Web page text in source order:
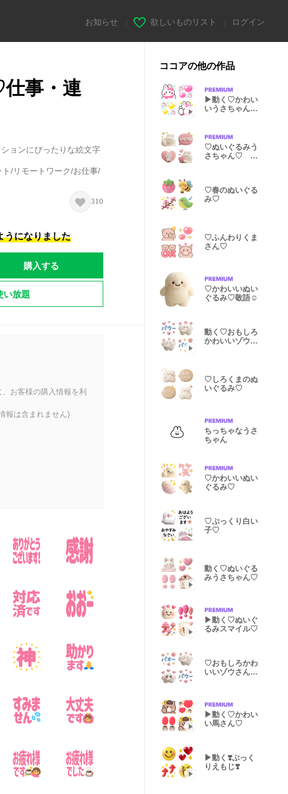
お知らせ 欲しいものリスト ログイン
事・連
ョンにぴったりな絵文字
/リモートワーク/お仕事/
310
うになりました
購入する
い放題
お客様の購入情報を利
報は含まれません)
ココアの他の作品
▶︎動く♡かわい
いうさちゃん♡
♡ぬいぐるみう
さちゃん♡ ＊
♡春のぬいぐる
み♡
♡ふんわりくま
さん♡
♡かわいいぬい
ぐるみ♡敬語☺︎
動く♡おもしろ
かわいいゾウさ
♡しろくまのぬ
いぐるみ♡
ちっちゃなうさ
ちゃん
♡かわいいぬい
ぐるみ♡
♡ぷっくり白い
子♡
動く♡ぬいぐる
みうさちゃん♡
▶︎動く♡ぬいぐ
るみスマイル♡
♡おもしろかわ
いいゾウさん♡
▶︎動く♡かわい
い馬さん♡
▶︎動く❣️ぷっく
りえもじ❣️